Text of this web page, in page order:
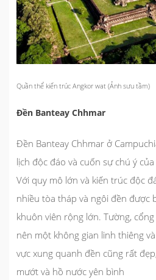
Quần thể kiến trúc Angkor wat (Ảnh sưu tầm)
Đền Banteay Chhmar
Đền Banteay Chhmar ở
lịch độc đáo và cuốn sự chú ý
Với quy mô lớn và kiến trúc độc
nhiều tòa tháp và ngôi đền được
khuôn viên rộng lớn. Tường,
nên một không gian linh thiêng
vực xung quanh đền cũng rất
mướt và hồ nước yên bình